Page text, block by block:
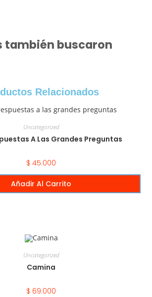
también buscaron
Relacionados
Uncategorized
A Las Grandes Preguntas
$ 45.000
Añadir Al Carrito
Uncategorized
Camina
$ 69.000